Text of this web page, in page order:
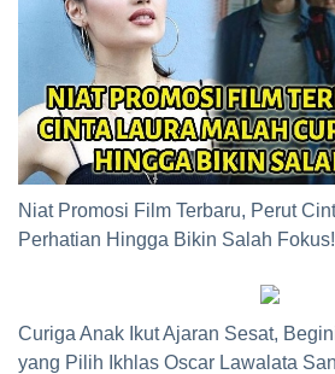
Niat Promosi Film Terbaru, Perut
Perhatian Hingga Bikin Salah Fokus!
Curiga Anak Ikut Ajaran Sesat,
yang Pilih Ikhlas Oscar Lawalata